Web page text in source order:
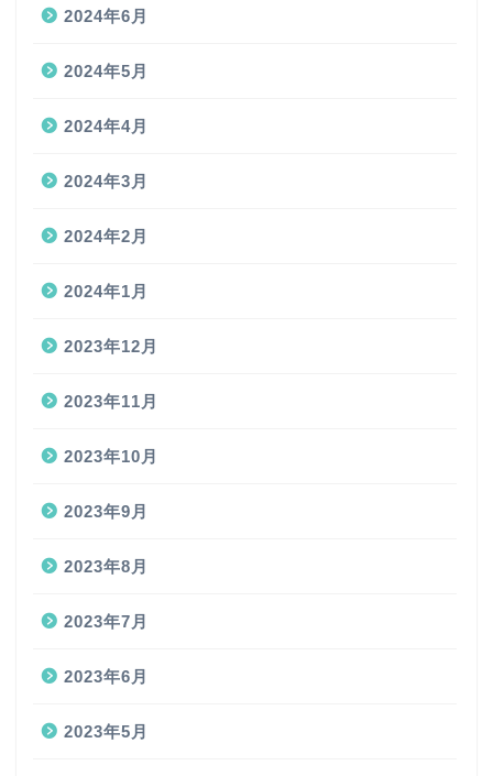
2024年6月
2024年5月
2024年4月
2024年3月
2024年2月
2024年1月
2023年12月
2023年11月
2023年10月
2023年9月
2023年8月
2023年7月
2023年6月
2023年5月